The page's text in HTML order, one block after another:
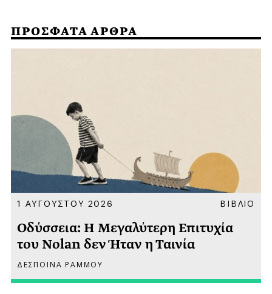
ΠΡΟΣΦΑΤΑ ΑΡΘΡΑ
1 ΑΥΓΟΥΣΤΟΥ 2026 ΒΙΒΛΙΟ
Οδύσσεια: Η Μεγαλύτερη Επιτυχία
του Nolan δεν Ήταν η Ταινία
ΔΕΣΠΟΙΝΑ ΡΑΜΜΟΥ